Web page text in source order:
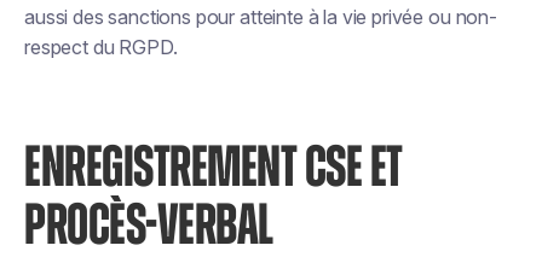
aussi des sanctions pour atteinte à la vie privée ou non-
respect du RGPD.
ENREGISTREMENT CSE ET
PROCÈS-VERBAL